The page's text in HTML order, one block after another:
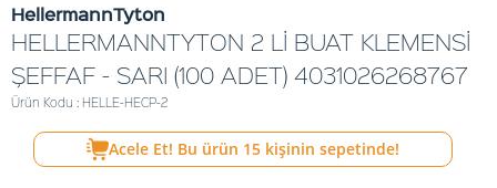
HellermannTyton
HELLERMANNTYTON 2 Lİ BUAT KLEMENSİ
ŞEFFAF - SARI (100 ADET) 4031026268767
Ürün Kodu : HELLE-HECP-2
Acele Et! Bu ürün 15 kişinin sepetinde!